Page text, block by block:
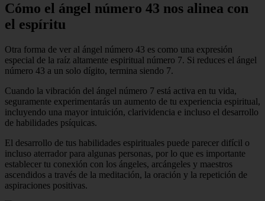
Cómo el ángel número 43 nos alinea con
el espíritu
Otra forma de ver al ángel número 43 es como una expresión
especial de la raíz altamente espiritual número 7. Si reduces el ángel
número 43 a un solo dígito, termina siendo 7.
Cuando la vibración del ángel número 7 está activa en tu vida,
seguramente experimentarás un aumento de tu experiencia espiritual,
incluyendo una mayor intuición, clarividencia e incluso el desarrollo
de habilidades psíquicas.
El desarrollo de tus habilidades espirituales puede parecer difícil o
incluso aterrador para algunas personas, por lo que es importante
establecer tu conexión con los ángeles, arcángeles y maestros
ascendidos a través de la meditación, la oración y la repetición de
aspiraciones positivas.